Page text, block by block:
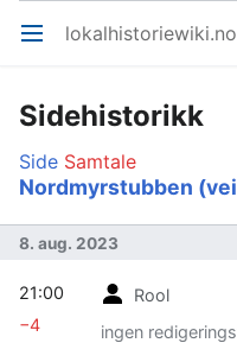
Åpne hovedmenyen lokalhistoriewiki.no
Sidehistorikk
Side Samtale
Nordmyrstubben
8. aug. 2023
Rool
ingen
21:00
−4